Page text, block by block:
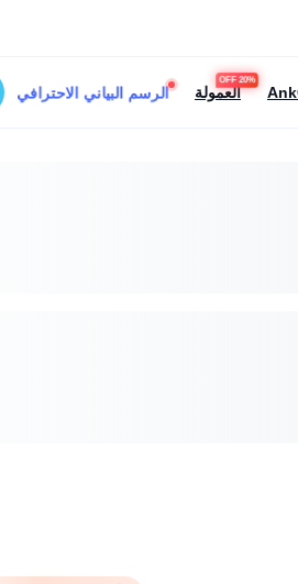
العمولة
20% OFF
الرسم البياني الاحترافي